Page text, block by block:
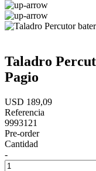
Taladro
Pagio
USD 189,09
Referencia
9993121
Pre-order
Cantidad
-